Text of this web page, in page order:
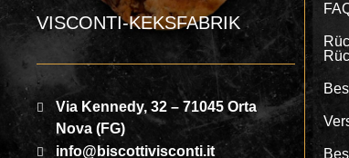
VISCONTI-KEKSFABRIK
Via Kennedy, 32 – 71045 Orta
Nova (FG)
info@biscottivisconti.it